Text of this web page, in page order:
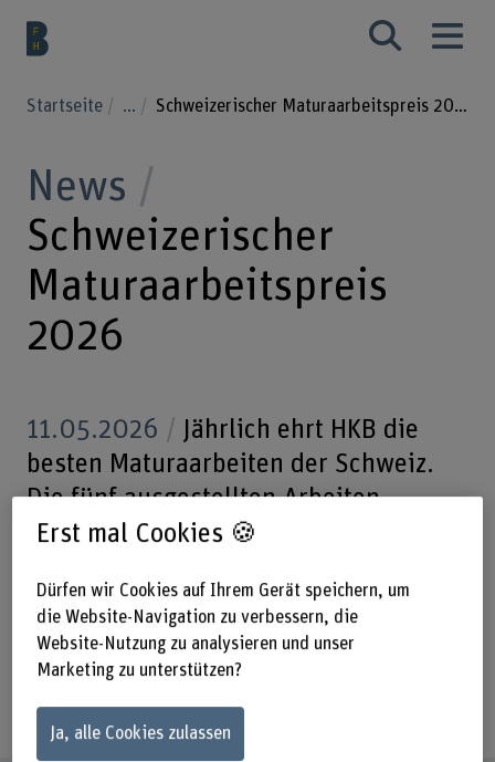
Startseite ... Schweizerischer Maturaarbeitspreis 2026
News
Schweizerischer
Maturaarbeitspreis
2026
11.05.2026
Jährlich ehrt HKB die
besten Maturaarbeiten der Schweiz.
Die fünf ausgestellten Arbeiten
bewegen sich im Spannungsfeld von
wählen dabei eigenständige
Herangehensweisen.
Erst mal Cookies 🍪
Dürfen wir Cookies auf Ihrem Gerät speichern, um
die Website-Navigation zu verbessern, die
Website-Nutzung zu analysieren und unser
Marketing zu unterstützen?
Ja, alle Cookies zulassen